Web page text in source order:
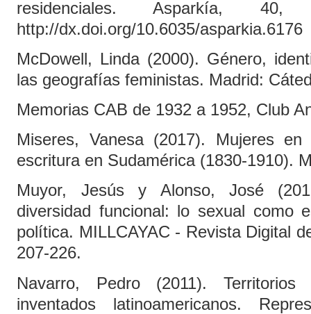
residenciales. Asparkía,
http://dx.doi.org/10.6035/asparkia.6176
McDowell, Linda (2000). Género,
las geografías feministas. Madrid:
Memorias CAB de 1932 a 1952, Club
Miseres, Vanesa (2017). Mujeres
escritura en Sudamérica (1830-1910).
Muyor, Jesús y Alonso, José
diversidad funcional: lo sexual como
política. MILLCAYAC - Revista Digital
207-226.
Navarro, Pedro (2011). Territorios
inventados latinoamericanos.